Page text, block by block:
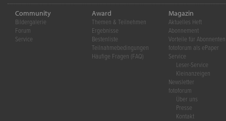
Community
Bildergalerie
Forum
Service
Award
Themen & Teilnehmen
Ergebnisse
Bestenliste
Teilnahmebedingungen
Häufige Fragen (FAQ)
Magazin
Aktuelles Heft
Abonnement
Vorteile für Abonnenten
fotoforum als ePaper
Service
Leser-Service
Kleinanzeigen
Newsletter
fotoforum
Über uns
Presse
Kontakt